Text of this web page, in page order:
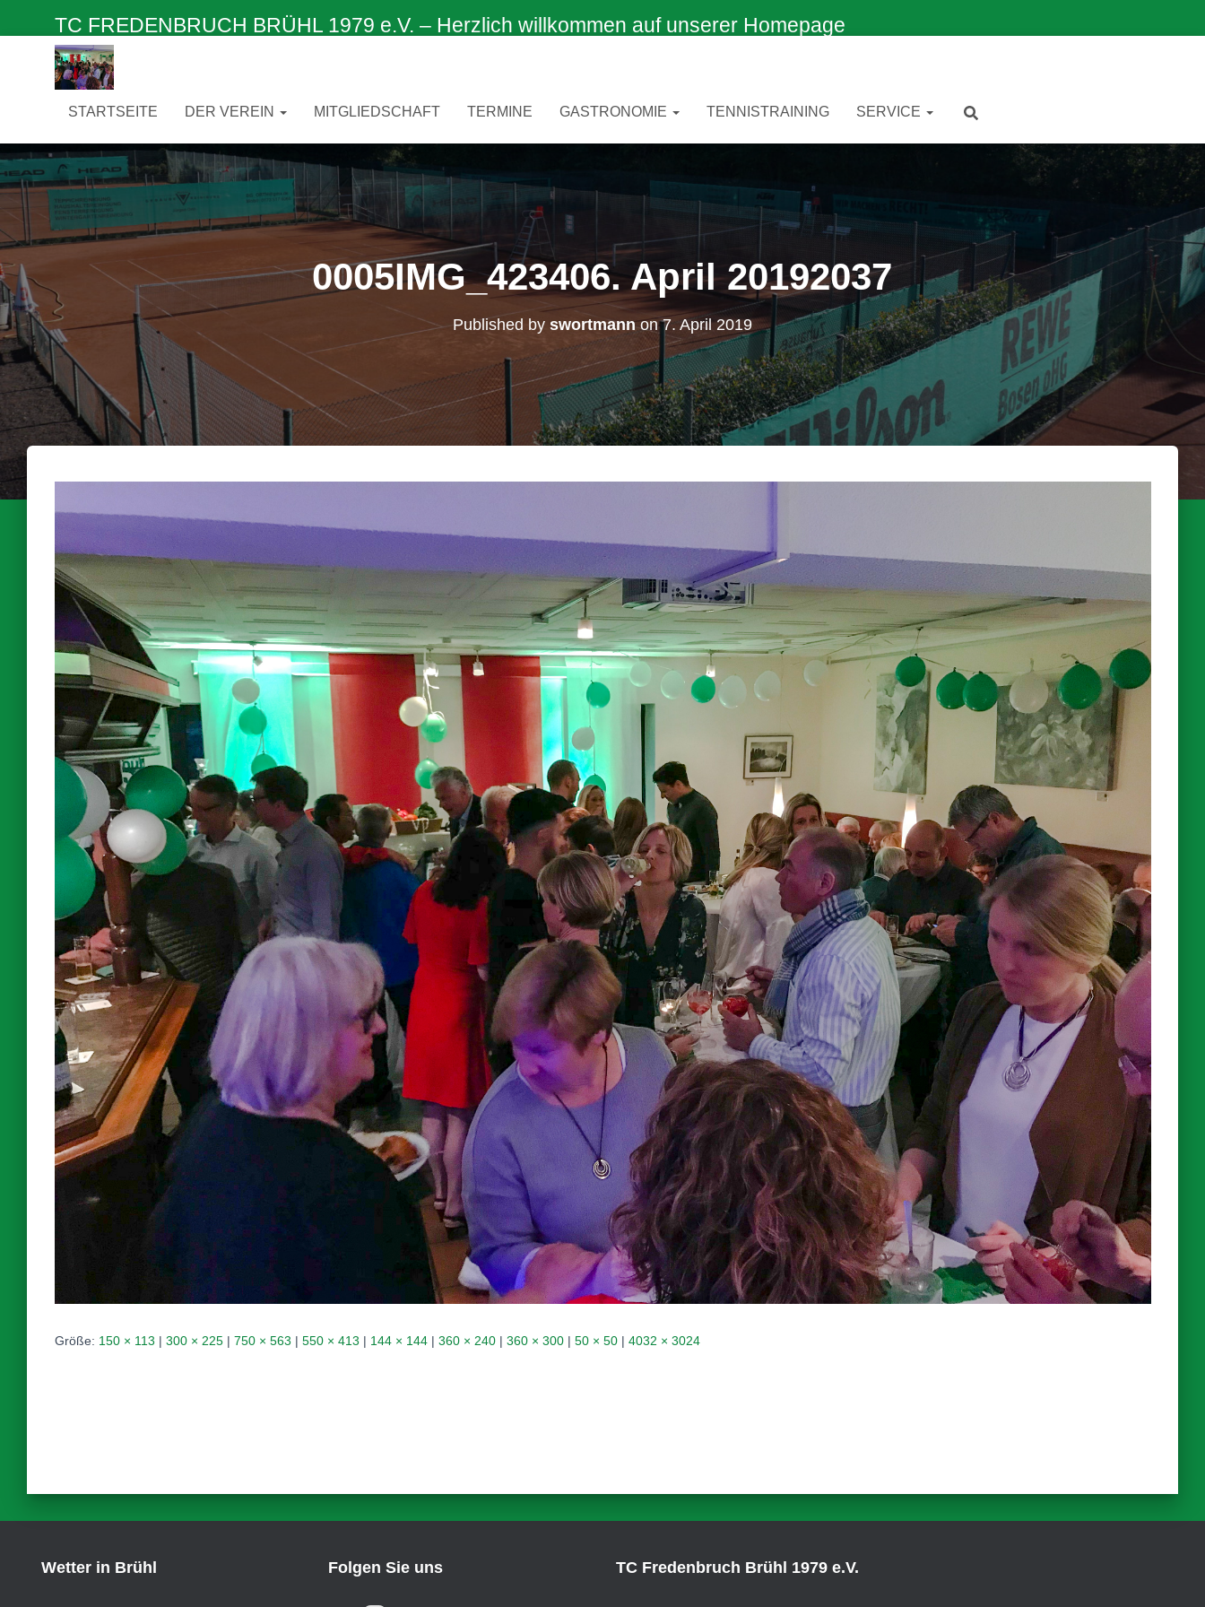
TC FREDENBRUCH BRÜHL 1979 e.V. – Herzlich willkommen auf unserer Homepage
STARTSEITE DER VEREIN MITGLIEDSCHAFT TERMINE GASTRONOMIE TENNISTRAINING SERVICE
0005IMG_423406. April 20192037
Published by swortmannon7. April 2019
Größe: 150 × 113 | 300 × 225 | 750 × 563 | 550 × 413 | 144 × 144 | 360 × 240 | 360 × 300 | 50 × 50 | 4032 × 3024
Wetter in Brühl Folgen Sie uns TC Fredenbruch Brühl 1979 e.V.